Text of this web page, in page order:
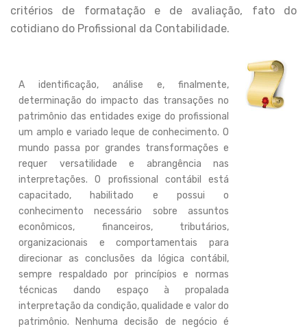
critérios de formatação e de avaliação, fato do
cotidiano do Profissional da Contabilidade.
A identificação, análise e, finalmente,
determinação do impacto das transações no
patrimônio das entidades exige do profissional
um amplo e variado leque de conhecimento. O
mundo passa por grandes transformações e
requer versatilidade e abrangência nas
interpretações. O profissional contábil está
capacitado, habilitado e possui o
conhecimento necessário sobre assuntos
econômicos, financeiros, tributários,
organizacionais e comportamentais para
direcionar as conclusões da lógica contábil,
sempre respaldado por princípios e normas
técnicas dando espaço à propalada
interpretação da condição, qualidade e valor do
patrimônio. Nenhuma decisão de negócio é